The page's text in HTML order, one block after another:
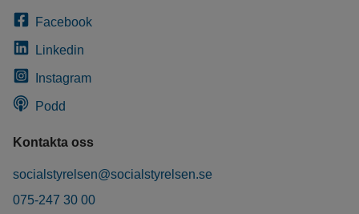
Facebook
Linkedin
Instagram
Podd
Kontakta oss
socialstyrelsen@socialstyrelsen.se
075-247 30 00